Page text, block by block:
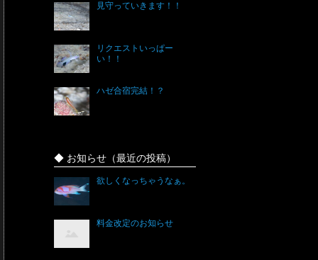
見守っていきます！！
リクエストいっぱー
い！！
ハゼ合宿完結！？
◆ お知らせ（最近の投稿）
欲しくなっちゃうなぁ。
料金改定のお知らせ